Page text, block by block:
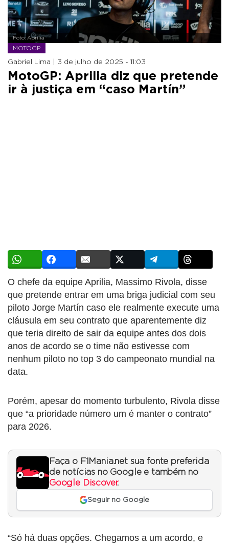
Foto: Aprilia
MOTOGP
Gabriel Lima | 3 de julho de 2025 - 11:03
MotoGP: Aprilia diz que pretende
ir à justiça em “caso Martín”
O chefe da equipe Aprilia, Massimo Rivola, disse
que pretende entrar em uma briga judicial com seu
piloto Jorge Martín caso ele realmente execute uma
cláusula em seu contrato que aparentemente diz
que teria direito de sair da equipe antes dos dois
anos de acordo se o time não estivesse com
nenhum piloto no top 3 do campeonato mundial na
data.
Porém, apesar do momento turbulento, Rivola disse
que “a prioridade número um é manter o contrato”
para 2026.
Faça o F1Mania.net sua fonte preferida
de notícias no Google e também no
Google Discover.
Seguir no Google
“Só há duas opções. Chegamos a um acordo, e